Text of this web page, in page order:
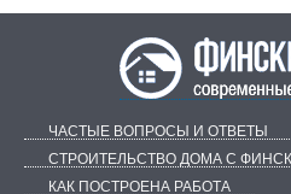
ЧАСТЫЕ ВОПРОСЫ И ОТВЕТЫ
СТРОИТЕЛЬСТВО ДОМА С
КАК ПОСТРОЕНА РАБОТА